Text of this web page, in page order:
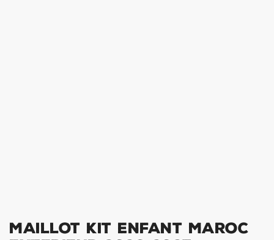
Maillot Kit Enfant Maroc